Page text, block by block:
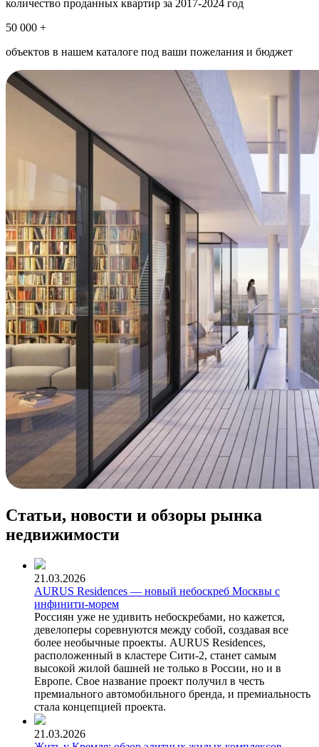
количество проданных квартир за 2017-2024 год
50 000 +
объектов в нашем каталоге под ваши пожелания и бюджет
Статьи, новости и обзоры рынка
недвижимости
21.03.2026
AURUS Residences — новый небоскреб Москвы с
инфинити-морем
Россиян уже не удивить небоскребами, но кажется,
девелоперы соревнуются между собой, создавая все
более необычные проекты. AURUS Residences,
расположенный в кластере Сити-2, станет самым
высокой жилой башней не только в России, но и в
Европе. Свое название проект получил в честь
премиального автомобильного бренда, и премиальность
стала концепцией проекта.
21.03.2026